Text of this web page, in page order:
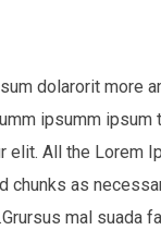
dolarorit more
ipsumm
All the Lorem
chunks as
mal suada